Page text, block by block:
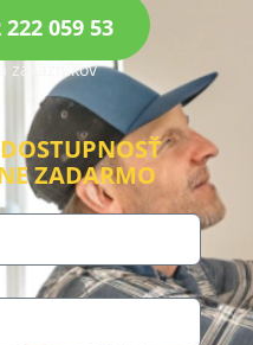
222 059 53
zákazníkov
ZADARMO